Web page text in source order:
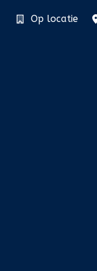
Op locatie